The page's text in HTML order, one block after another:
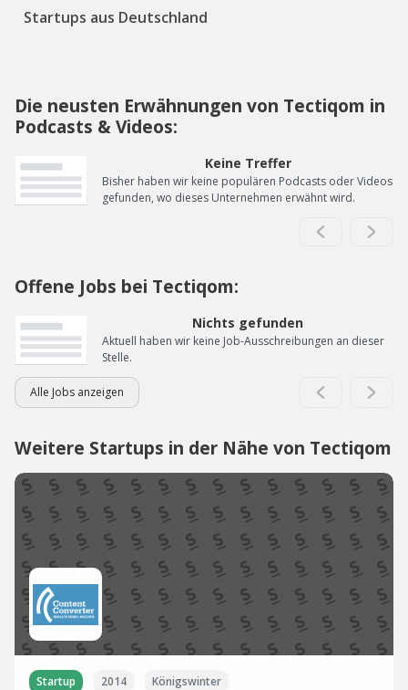
Startups aus Deutschland
Die neusten Erwähnungen von Tectiqom in
Podcasts & Videos:
Keine Treffer
Bisher haben wir keine populären Podcasts oder Videos
gefunden, wo dieses Unternehmen erwähnt wird.
Offene Jobs bei Tectiqom:
Nichts gefunden
Aktuell haben wir keine Job-Ausschreibungen an dieser
Stelle.
Alle Jobs anzeigen
Weitere Startups in der Nähe von Tectiqom
Startup 2014 Königswinter